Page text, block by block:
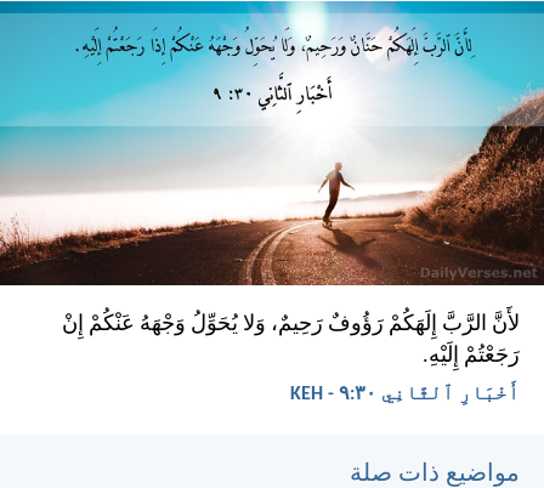
لأَنَّ الرَّبَّ إِلَهَكُمْ رَؤُوفٌ رَحِيمٌ، وَلا يُحَوِّلُ وَجْهَهُ عَنْكُمْ إِنْ
رَجَعْتُمْ إِلَيْهِ.
أَخْبَارِ ٱلثَّانِي ٣٠:‏٩ - KEH
مواضيع ذات صلة